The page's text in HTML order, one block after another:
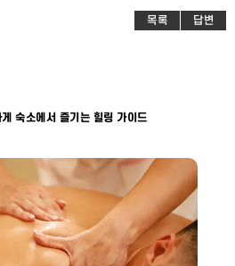
목록 답변
숙소에서 즐기는 힐링 가이드